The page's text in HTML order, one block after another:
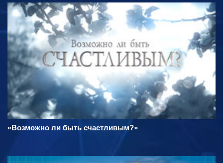
«Возможно ли быть счастливым?»